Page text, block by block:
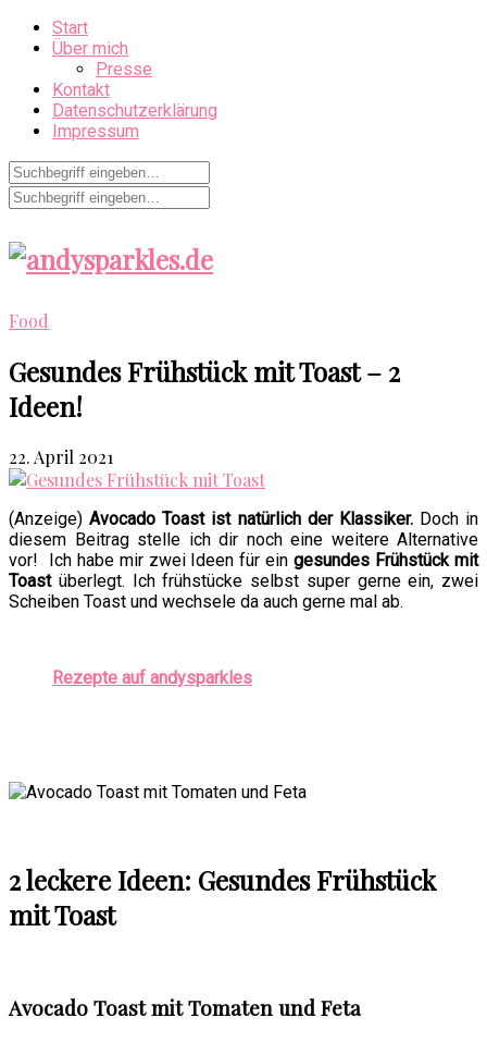
Start
Über mich
Presse
Kontakt
Datenschutzerklärung
Impressum
Food
Gesundes Frühstück mit Toast – 2
Ideen!
22. April 2021
(Anzeige)Avocado Toast ist natürlich der Klassiker.Doch in
diesem Beitrag stelle ich dir noch eine weitere Alternative
vor! Ich habe mir zwei Ideen für eingesundes Frühstück mit
Toastüberlegt. Ich frühstücke selbst super gerne ein, zwei
Scheiben Toast und wechsele da auch gerne mal ab.
Rezepte auf andysparkles
2 leckere Ideen: Gesundes Frühstück
mit Toast
Avocado Toast mit Tomaten und Feta